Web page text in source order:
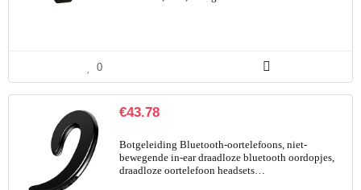
0
€43.78
Botgeleiding Bluetooth-oortelefoons, niet-
bewegende in-ear draadloze bluetooth oordopjes,
draadloze oortelefoon headsets…